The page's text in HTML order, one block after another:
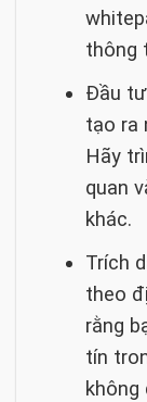
thông
Đầu
tạo ra
Hãy
quan
khác.
Trích
theo
rằng
tín
không